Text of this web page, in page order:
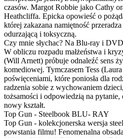
czasów. Margot Robbie jako Cathy
Heathcliffa. Epicka opowieść o
której zakazana namiętność
odurzającą i toksyczną.
Czy mnie słychac? Na Blu-ray i
W obliczu rozpadu małżeństwa i
(Will Arnett) próbuje odnaleźć sens
komediowej. Tymczasem Tess
poświęceniami, które poniosła dla
radzenia sobie z wychowaniem
tożsamości i odpowiedzią na pytanie,
nowy kształt.
Top Gun - Steelbook BLU- RAY
Top Gun - kolekcjonerska wersja
powstania filmu! Fenomenalna